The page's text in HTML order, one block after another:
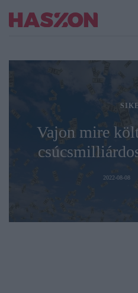
Vajon mire
2022-08-08